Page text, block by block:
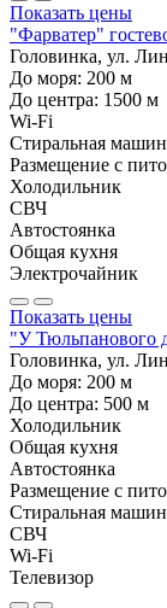
Показать цены
"Фарватер"
Головинка, ул.
До моря: 200 м
До центра: 1500 м
Wi-Fi
Стиральная
Размещение с
Холодильник
СВЧ
Автостоянка
Общая кухня
Электрочайник
Показать цены
"У Тюльпанового
Головинка, ул.
До моря: 200 м
До центра: 500 м
Холодильник
Общая кухня
Автостоянка
Размещение с
Стиральная
СВЧ
Wi-Fi
Телевизор